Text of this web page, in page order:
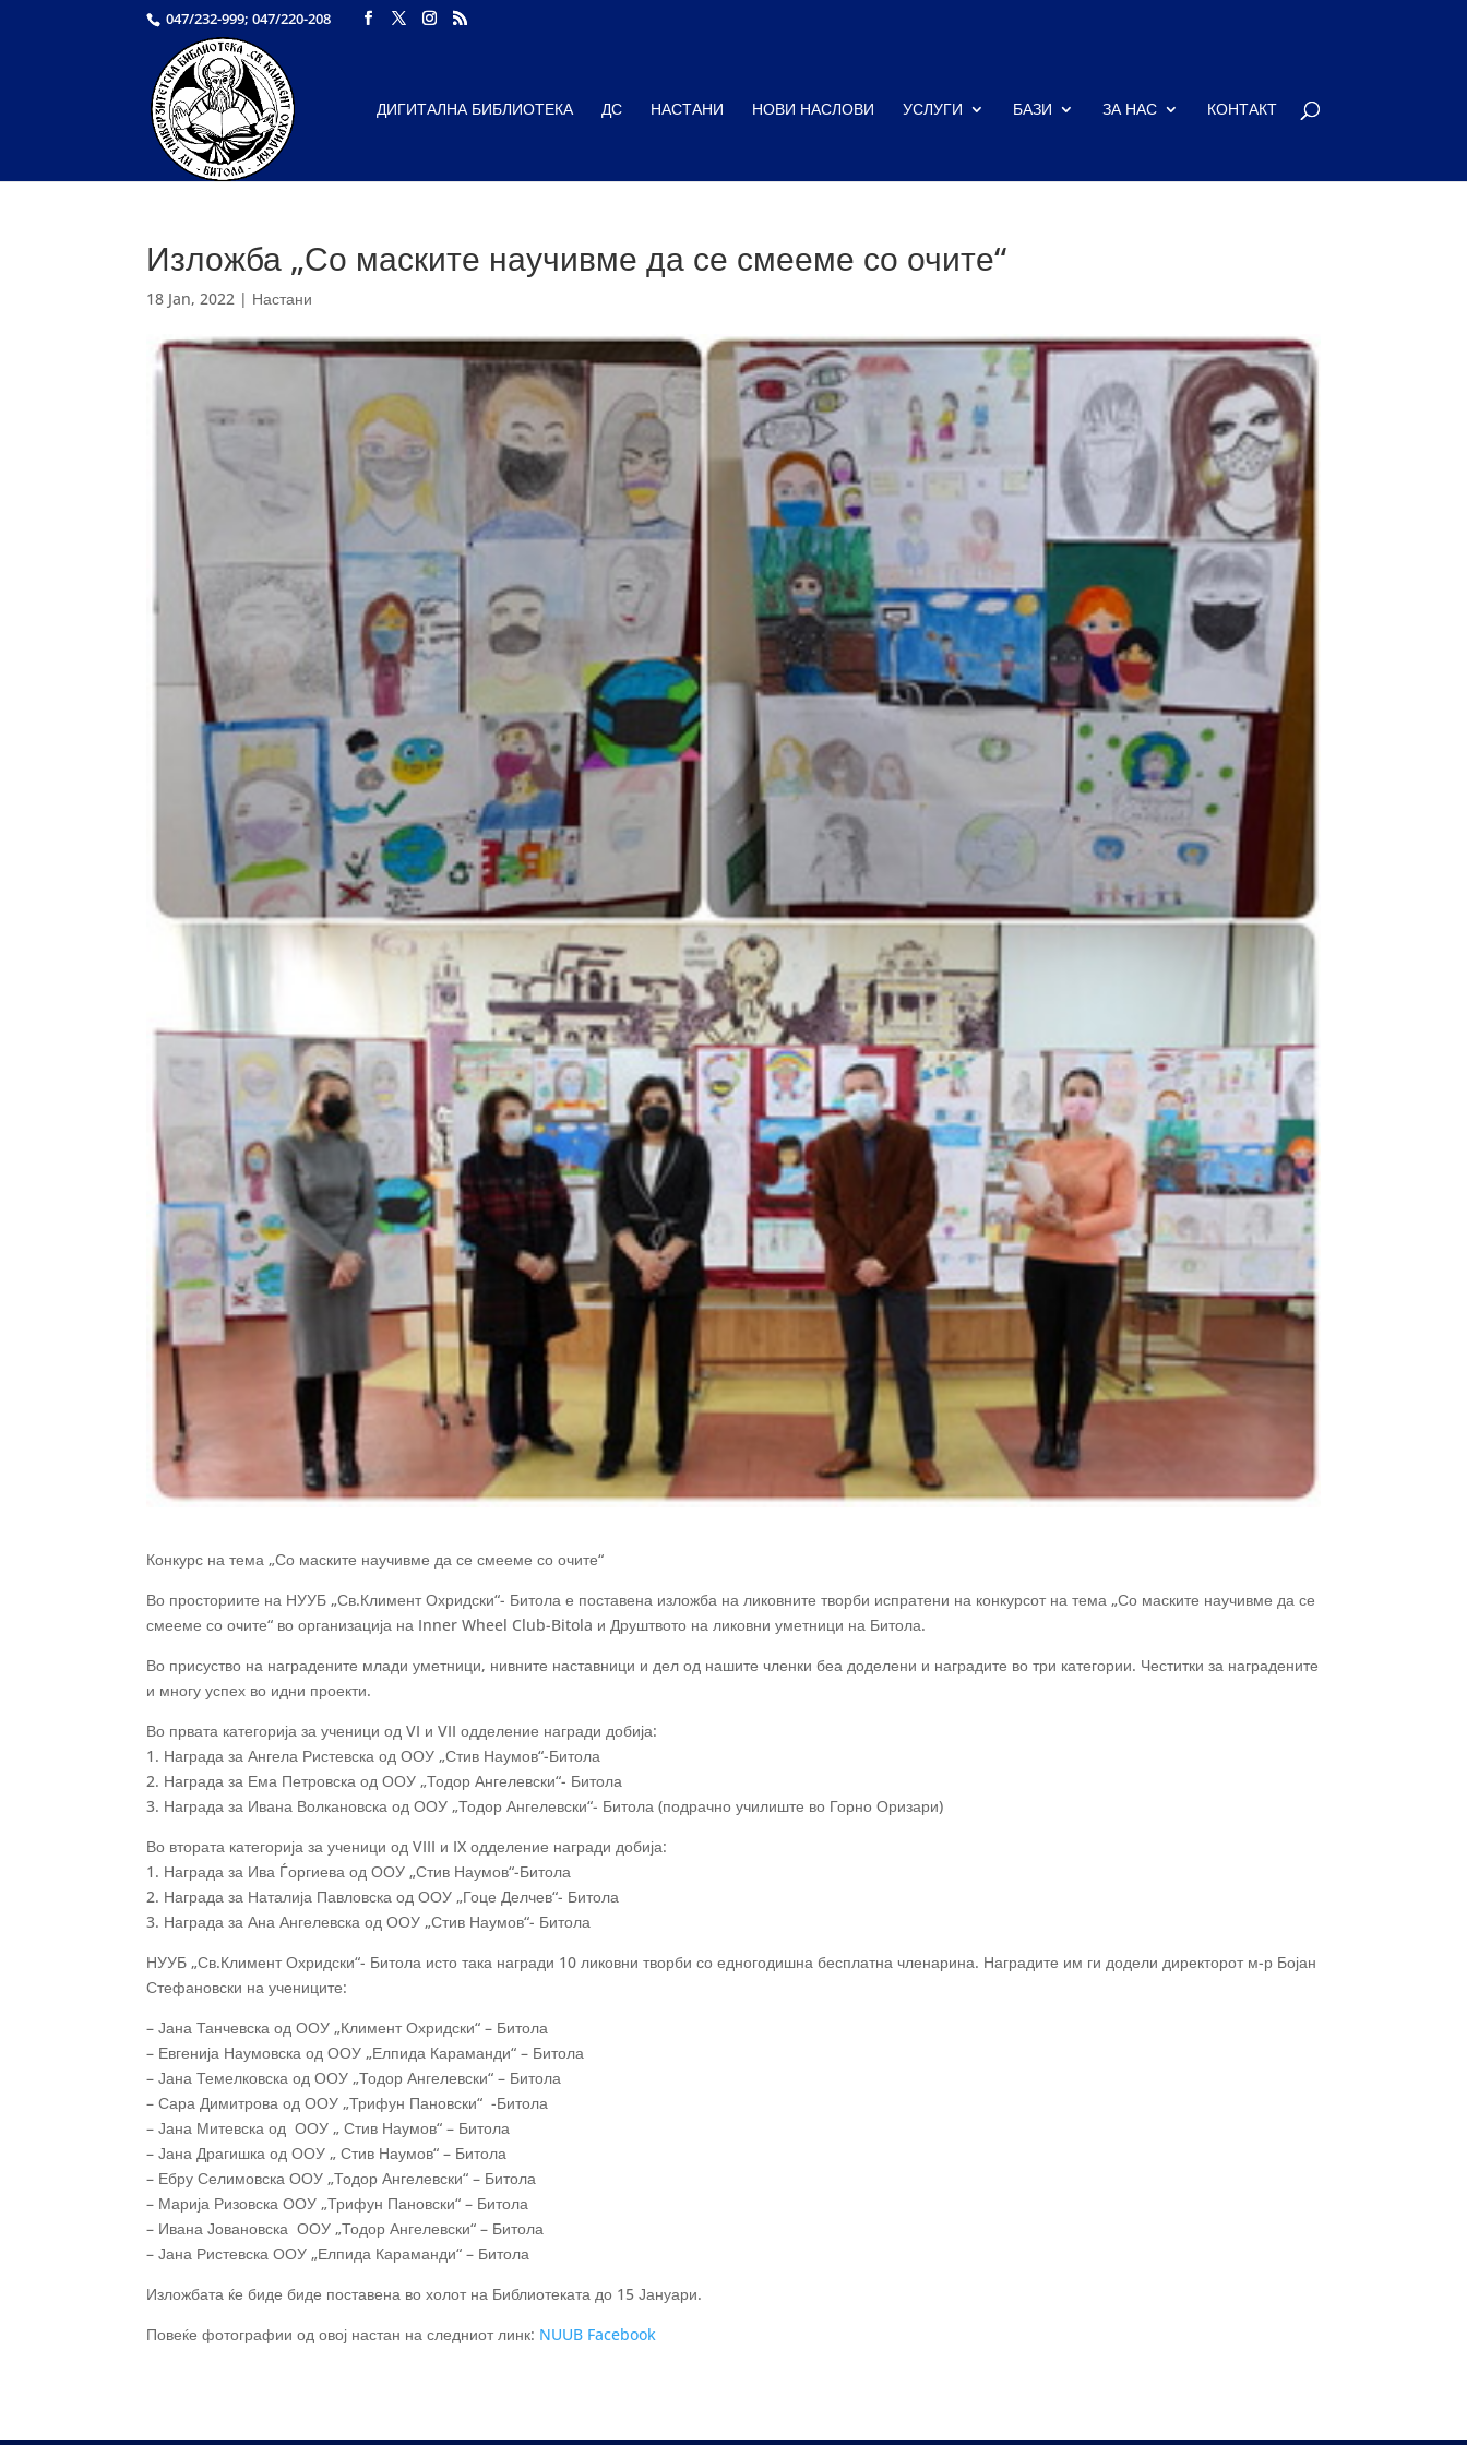
047/232-999; 047/220-208
ДИГИТАЛНА БИБЛИОТЕКА ДС НАСТАНИ НОВИ НАСЛОВИ УСЛУГИ БАЗИ ЗА НАС КОНТАКТ
Изложба „Со маските научивме да се смееме со очите“
18 Jan, 2022 | Настани
Конкурс на тема „Со маските научивме да се смееме со очите“
Во просториите на НУУБ „Св.Климент Охридски“- Битола е поставена изложба на ликовните творби испратени на конкурсот на тема „Со маските научивме да се
смееме со очите“ во организација на Inner Wheel Club-Bitola и Друштвото на ликовни уметници на Битола.
Во присуство на наградените млади уметници, нивните наставници и дел од нашите членки беа доделени и наградите во три категории. Честитки за наградените
и многу успех во идни проекти.
Во првата категорија за ученици од VI и VII одделение награди добија:
1. Награда за Ангела Ристевска од ООУ „Стив Наумов“-Битола
2. Награда за Ема Петровска од ООУ „Тодор Ангелевски“- Битола
3. Награда за Ивана Волкановска од ООУ „Тодор Ангелевски“- Битола (подрачно училиште во Горно Оризари)
Во втората категорија за ученици од VIII и IX одделение награди добија:
1. Награда за Ива Ѓоргиева од ООУ „Стив Наумов“-Битола
2. Награда за Наталија Павловска од ООУ „Гоце Делчев“- Битола
3. Награда за Ана Ангелевска од ООУ „Стив Наумов“- Битола
НУУБ „Св.Климент Охридски“- Битола исто така награди 10 ликовни творби со едногодишна бесплатна членарина. Наградите им ги додели директорот м-р Бојан
Стефановски на учениците:
– Јана Танчевска од ООУ „Климент Охридски“ – Битола
– Евгенија Наумовска од ООУ „Елпида Караманди“ – Битола
– Јана Темелковска од ООУ „Тодор Ангелевски“ – Битола
– Сара Димитрова од ООУ „Трифун Пановски“ -Битола
– Јана Митевска од ООУ „ Стив Наумов“ – Битола
– Јана Драгишка од ООУ „ Стив Наумов“ – Битола
– Ебру Селимовска ООУ „Тодор Ангелевски“ – Битола
– Марија Ризовска ООУ „Трифун Пановски“ – Битола
– Ивана Јовановска ООУ „Тодор Ангелевски“ – Битола
– Јана Ристевска ООУ „Елпида Караманди“ – Битола
Изложбата ќе биде биде поставена во холот на Библиотеката до 15 Јануари.
Повеќе фотографии од овој настан на следниот линк: NUUB Facebook